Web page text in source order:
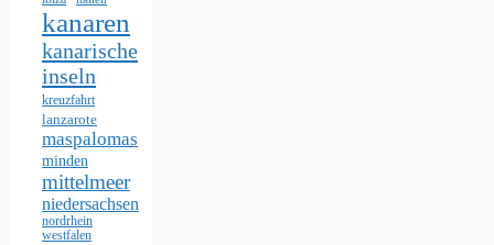
kanaren
kanarische
inseln
kreuzfahrt
lanzarote
maspalomas
minden
mittelmeer
niedersachsen
nordrhein
westfalen